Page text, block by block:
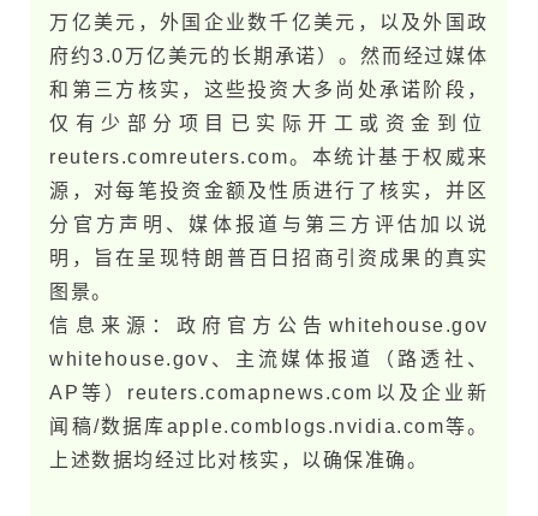
万亿美元，外国企业数千亿美元，以及外国政
府约3.0万亿美元的长期承诺）。然而经过媒体
和第三方核实，这些投资大多尚处承诺阶段，
仅有少部分项目已实际开工或资金到位​
reuters.com​reuters.com。本统计基于权威来
源，对每笔投资金额及性质进行了核实，并区
分官方声明、媒体报道与第三方评估加以说
明，旨在呈现特​朗​普百日招商引资成果的真实
图景。
信息来源：政府官方公告​whitehouse.g​o​v​
whitehouse.g​o​v、主流媒体报道（路透社、
AP等）​reuters.com​apnews.com以及企业新
闻稿/数据库​apple.com​blogs.nvidia.com等。
上述数据均经过比对核实，以确保准确。